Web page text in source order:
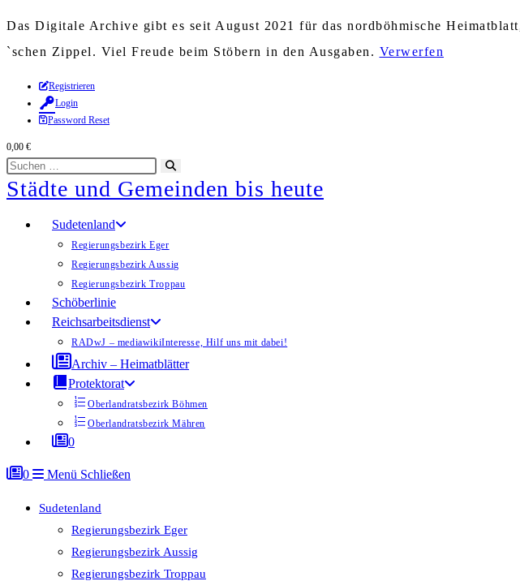
Das Digitale Archive gibt es seit August 2021 für das nordböhmische
`schen Zippel. Viel Freude beim Stöbern in den Ausgaben. Verwerfen
Zum
Inhalt
springen
Registrieren
Login
Password Reset
0,00 €
Diese
Website
durchsuchen
starten
Städte und Gemeinden bis heute
Sudetenland
Regierungsbezirk Eger
Regierungsbezirk Aussig
Regierungsbezirk Troppau
Schöberlinie
Reichsarbeitsdienst
RADwJ – mediawikiInteresse, Hilf uns mit dabei!
Archiv – Heimatblätter
Protektorat
Oberlandratsbezirk Böhmen
Oberlandratsbezirk Mähren
0
0 Menü Schließen
Sudetenland
Regierungsbezirk Eger
Regierungsbezirk Aussig
Regierungsbezirk Troppau